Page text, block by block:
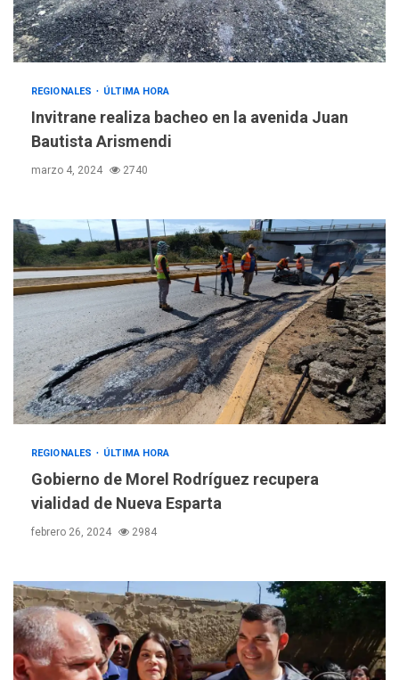
REGIONALES ÚLTIMA HORA
Invitrane realiza bacheo en la avenida Juan
Bautista Arismendi
marzo 4, 2024 2740
REGIONALES ÚLTIMA HORA
Gobierno de Morel Rodríguez recupera
vialidad de Nueva Esparta
febrero 26, 2024 2984